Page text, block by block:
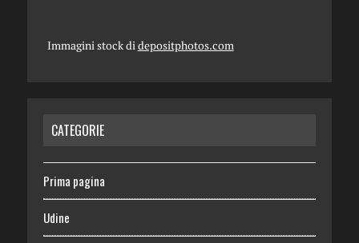
Immagini stock didepositphotos.com
CATEGORIE
Prima pagina
Udine